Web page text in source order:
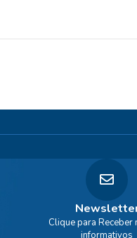
Clique para Receber
informativos